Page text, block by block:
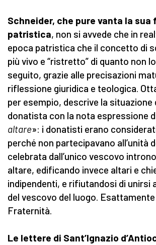
Schneider, che pure vanta la sua
patristica, non si avvede che in
epoca patristica che il concetto di
più vivo e “ristretto” di quanto non
seguito, grazie alle precisazioni
riflessione giuridica e teologica.
per esempio, descrive la situazione
donatista con la nota espressione
altare»: i donatisti erano
perché non partecipavano all’unità
celebrata dall’unico vescovo
altare, edificando invece altari e
indipendenti, e rifiutandosi di unirsi
del vescovo del luogo.
Fraternità.
Le lettere di Sant’Ignazio